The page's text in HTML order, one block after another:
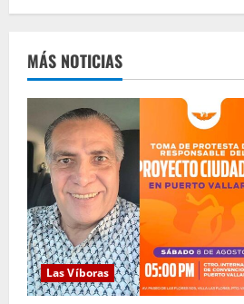
e
l
e
y
e
n
d
o
MÁS NOTICIAS
Las Víboras